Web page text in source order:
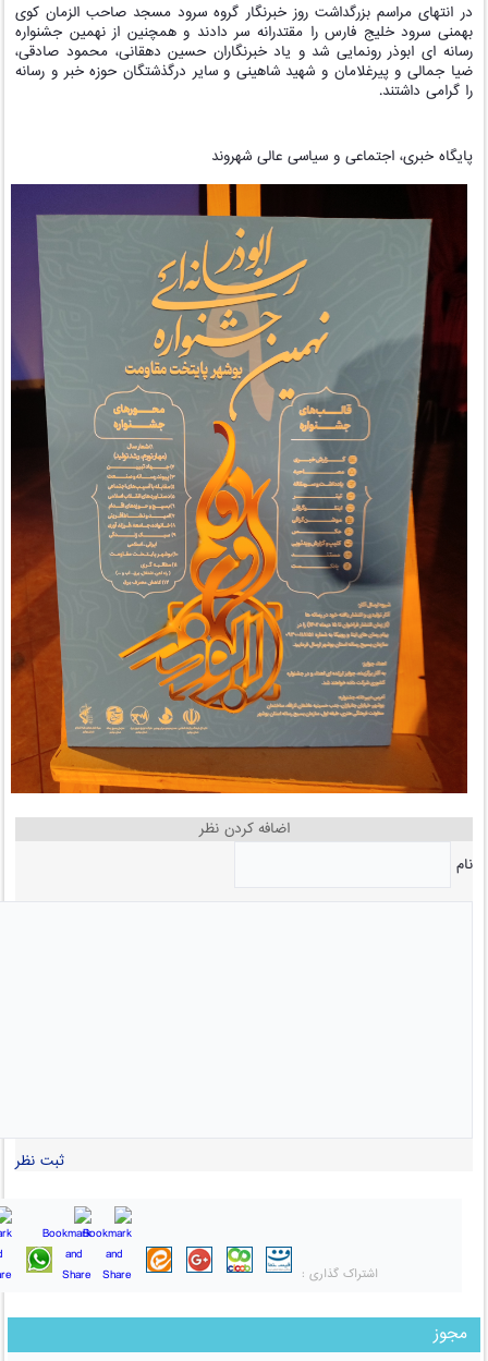
در انتهای مراسم بزرگداشت روز خبرنگار گروه سرود مسجد صاحب الزمان کوی
بهمنی سرود خلیج فارس را مقتدرانه سر دادند و همچنین از نهمین جشنواره
رسانه ای ابوذر رونمایی شد و یاد خبرنگاران حسین دهقانی، محمود صادقی،
ضیا جمالی و پیرغلامان و شهید شاهینی و سایر درگذشتگان حوزه خبر و رسانه
را گرامی داشتند.
پایگاه خبری، اجتماعی و سیاسی عالی شهروند
اضافه کردن نظر
نام
ثبت نظر
اشتراک گذاری :
مجوز